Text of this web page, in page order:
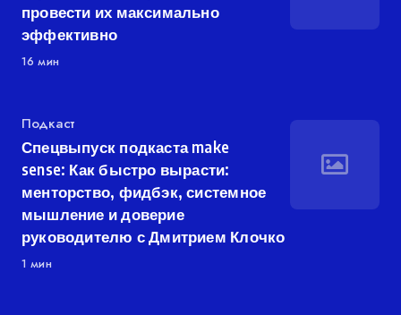
провести их максимально
эффективно
16 мин
Категория
Подкаст
Спецвыпуск подкаста make
sense: Как быстро вырасти:
менторство, фидбэк, системное
мышление и доверие
руководителю с Дмитрием Клочко
1 мин